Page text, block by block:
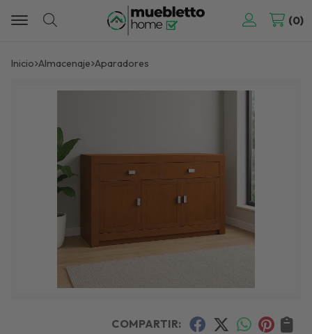
Buscar
0
Inicio almacenaje aparadores
COMPARTIR: